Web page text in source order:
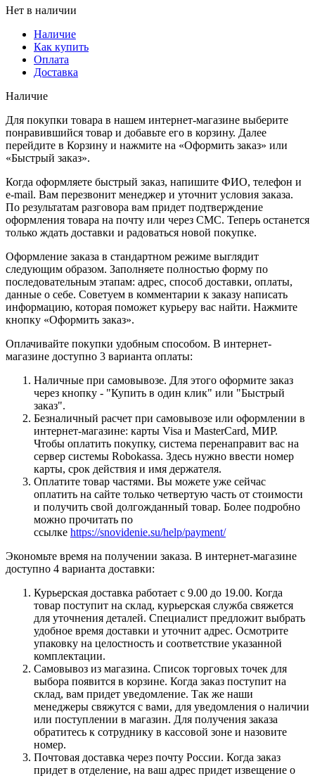
Нет в наличии
Наличие
Как купить
Оплата
Доставка
Наличие
Для покупки товара в нашем интернет-магазине выберите
понравившийся товар и добавьте его в корзину. Далее
перейдите в Корзину и нажмите на «Оформить заказ» или
«Быстрый заказ».
Когда оформляете быстрый заказ, напишите ФИО, телефон и
e-mail. Вам перезвонит менеджер и уточнит условия заказа.
По результатам разговора вам придет подтверждение
оформления товара на почту или через СМС. Теперь останется
только ждать доставки и радоваться новой покупке.
Оформление заказа в стандартном режиме выглядит
следующим образом. Заполняете полностью форму по
последовательным этапам: адрес, способ доставки, оплаты,
данные о себе. Советуем в комментарии к заказу написать
информацию, которая поможет курьеру вас найти. Нажмите
кнопку «Оформить заказ».
Оплачивайте покупки удобным способом. В интернет-
магазине доступно 3 варианта оплаты:
Наличные при самовывозе. Для этого оформите заказ
через кнопку - "Купить в один клик" или "Быстрый
заказ".
Безналичный расчет при самовывозе или оформлении в
интернет-магазине: карты Visa и MasterCard, МИР.
Чтобы оплатить покупку, система перенаправит вас на
сервер системы Robokassa. Здесь нужно ввести номер
карты, срок действия и имя держателя.
Оплатите товар частями. Вы можете уже сейчас
оплатить на сайте только четвертую часть от стоимости
и получить свой долгожданный товар. Более подробно
можно прочитать по
ссылке https://snovidenie.su/help/payment/
Экономьте время на получении заказа. В интернет-магазине
доступно 4 варианта доставки:
Курьерская доставка работает с 9.00 до 19.00. Когда
товар поступит на склад, курьерская служба свяжется
для уточнения деталей. Специалист предложит выбрать
удобное время доставки и уточнит адрес. Осмотрите
упаковку на целостность и соответствие указанной
комплектации.
Самовывоз из магазина. Список торговых точек для
выбора появится в корзине. Когда заказ поступит на
склад, вам придет уведомление. Так же наши
менеджеры свяжутся с вами, для уведомления о наличии
или поступлении в магазин. Для получения заказа
обратитесь к сотруднику в кассовой зоне и назовите
номер.
Почтовая доставка через почту России. Когда заказ
придет в отделение, на ваш адрес придет извещение о